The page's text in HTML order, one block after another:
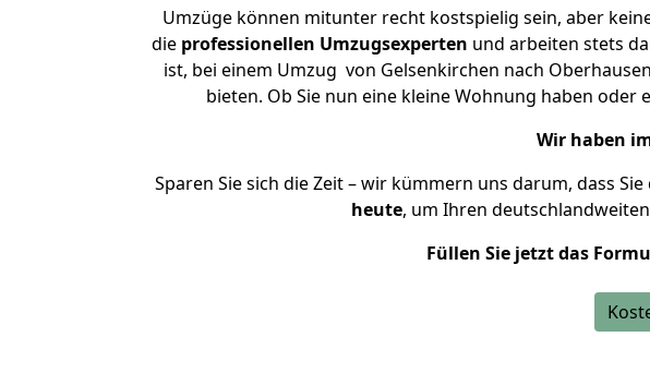
Umzüge können mitunter recht kostspielig sein, aber
die professionellen Umzugsexperten und arbeiten stets
ist, bei einem Umzug von Gelsenkirchen nach
bieten. Ob Sie nun eine kleine Wohnung haben
Wir haben
Sparen Sie sich die Zeit – wir kümmern uns darum, dass
heute, um Ihren
Füllen Sie jetzt das